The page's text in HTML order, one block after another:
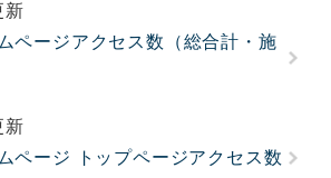
新
ページアクセス数（総合計・施
新
ページ トップページアクセス数